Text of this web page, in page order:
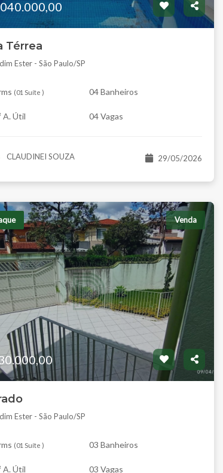
Térrea
Ester - São Paulo/SP
(01 Suíte ) 04 Banheiros
A. Útil 04 Vagas
CLAUDINEI SOUZA 29/05/2026
Venda
Ester - São Paulo/SP
(01 Suíte ) 03 Banheiros
A. Útil 03 Vagas